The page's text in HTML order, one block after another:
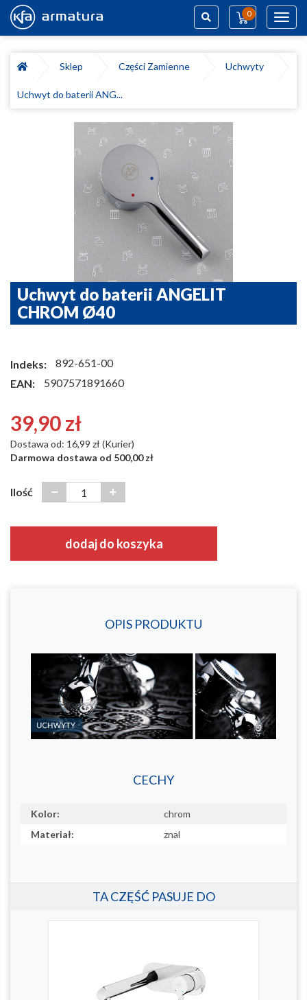
0
Sklep
Części Zamienne Uchwyty
Uchwyt do baterii ANG...
Uchwyt do baterii ANGELIT
CHROM Ø40
Indeks:
892-651-00
EAN:
5907571891660
39,90 zł
Dostawa od: 16,99 zł (Kurier)
Darmowa dostawa od 500,00 zł
Ilość
dodaj do koszyka
OPIS PRODUKTU
CECHY
Kolor:
chrom
Materiał:
znal
TA CZĘŚĆ PASUJE DO